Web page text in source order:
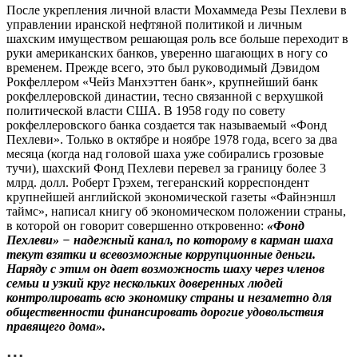
После укрепления личной власти Мохаммеда Резы Пехлеви в
управлении иранской нефтяной политикой и личным
шахским имуществом решающая роль все больше переходит в
руки американских банков, уверенно шагающих в ногу со
временем. Прежде всего, это был руководимый Дэвидом
Рокфеллером «Чейз Манхэттен банк», крупнейший банк
рокфеллеровской династии, тесно связанной с верхушкой
политической власти США. В 1958 году по совету
рокфеллеровского банка создается так называемый «Фонд
Пехлеви». Только в октябре и ноябре 1978 года, всего за два
месяца (когда над головой шаха уже собирались грозовые
тучи), шахский Фонд Пехлеви перевел за границу более 3
млрд. долл. Роберт Грэхем, тегеранский корреспондент
крупнейшей английской экономической газеты «Файнэншл
таймс», написал книгу об экономическом положении страны,
в которой он говорит совершенно откровенно: «Фонд
Пехлеви» − надежный канал, по которому в карман шаха
текут взятки и всевозможные коррупционные деньги.
Наряду с этим он дает возможность шаху через членов
семьи и узкий круг нескольких доверенных людей
контролировать всю экономику страны и незаметно для
общественности финансировать дорогие удовольствия
правящего дома».